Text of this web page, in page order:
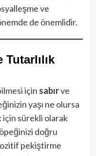
ve
de önemlidir.
için sabırve
yaşı ne olursa
için sürekli olarak
doğru
pekiştirme